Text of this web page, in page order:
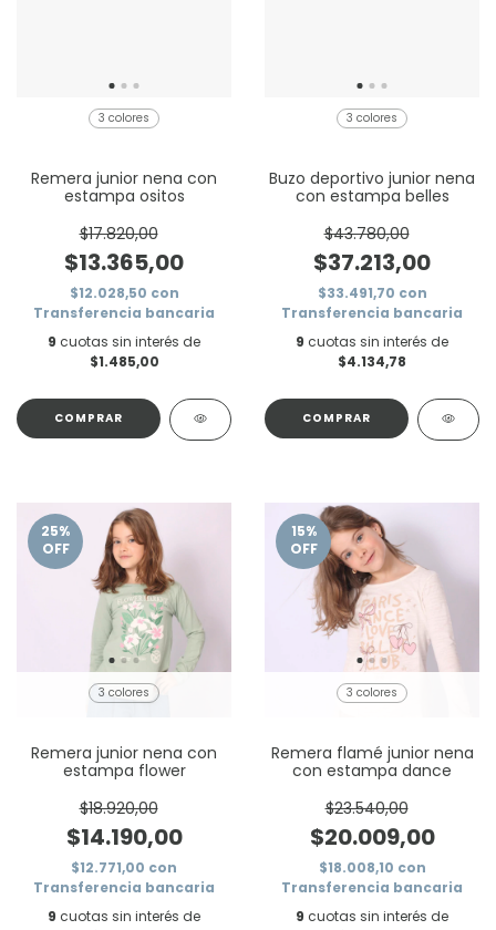
3 colores
Remera junior nena con
estampa ositos
$17.820,00
$13.365,00
$12.028,50 con
Transferencia bancaria
9 cuotas sin interés de
$1.485,00
COMPRAR
3 colores
Buzo deportivo junior nena
con estampa belles
$43.780,00
$37.213,00
$33.491,70 con
Transferencia bancaria
9 cuotas sin interés de
$4.134,78
COMPRAR
25%
OFF
3 colores
Remera junior nena con
estampa flower
$18.920,00
$14.190,00
$12.771,00 con
Transferencia bancaria
9 cuotas sin interés de
15%
OFF
3 colores
Remera flamé junior nena
con estampa dance
$23.540,00
$20.009,00
$18.008,10 con
Transferencia bancaria
9 cuotas sin interés de